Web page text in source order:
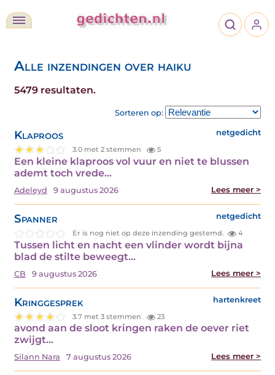
Alle inzendingen over haiku
5479 resultaten.
Sorteren op:
Klaproos netgedicht
3.0 met 2 stemmen 5
Een kleine klaproos vol vuur en niet te blussen
ademt toch vrede…
Adeleyd 9 augustus 2026 Lees meer >
Spanner netgedicht
Er is nog niet op deze inzending gestemd. 4
Tussen licht en nacht een vlinder wordt bijna
blad de stilte beweegt…
CB 9 augustus 2026 Lees meer >
Kringgesprek hartenkreet
3.7 met 3 stemmen 23
avond aan de sloot kringen raken de oever riet
zwijgt…
Silann Nara 7 augustus 2026 Lees meer >